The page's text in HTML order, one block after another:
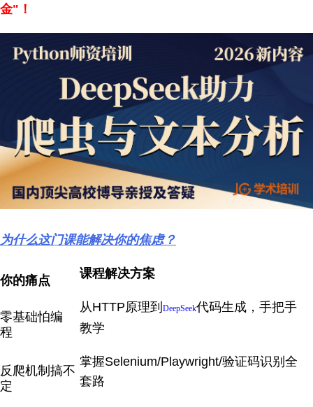
金"！
为什么这门课能解决你的焦虑？
你的痛点 课程解决方案
零基础怕编
程
从HTTP原理到 DeepSeek代码生成，手把手
教学
反爬机制搞不
定
掌握Selenium/Playwright/验证码识别全
套路